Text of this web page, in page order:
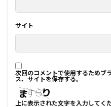
サイト
次回のコメントで使用するためブ
ス、サイトを保存する。
上に表示された文字を入力してくだ